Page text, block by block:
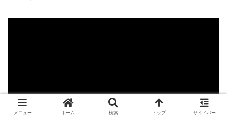
メニュー ホーム 検索 トップ サイドバー